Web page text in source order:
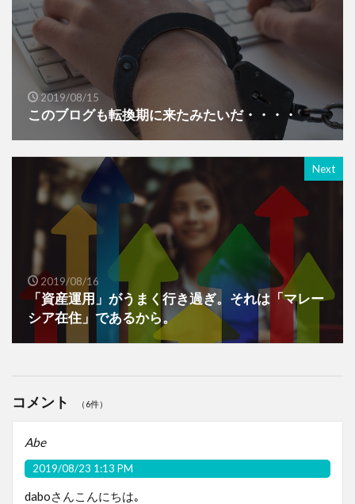
2019/08/15
このブログも転換期に来たみたいだ・・・・
Next
2019/08/16
「資産運用」がうまく行き過ぎ。それは「マレー
シア在住」であるから。
コメント （6件）
Abe
2019/08/23 1:13 PM
daboさんこんにちは｡